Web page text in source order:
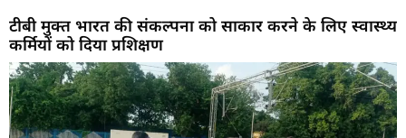
टीबी मुक्त भारत की संकल्पना को साकार करने के लिए स्वास्थ्य
कर्मियों को दिया प्रशिक्षण